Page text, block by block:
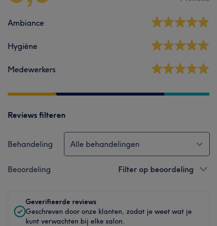
Ambiance
Hygiëne
Medewerkers
Reviews filteren
Behandeling Alle behandelingen
Beoordeling Filter op beoordeling
Geverifieerde reviews
Geschreven door onze klanten, zodat je weet wat je
kunt verwachten bij elke salon.